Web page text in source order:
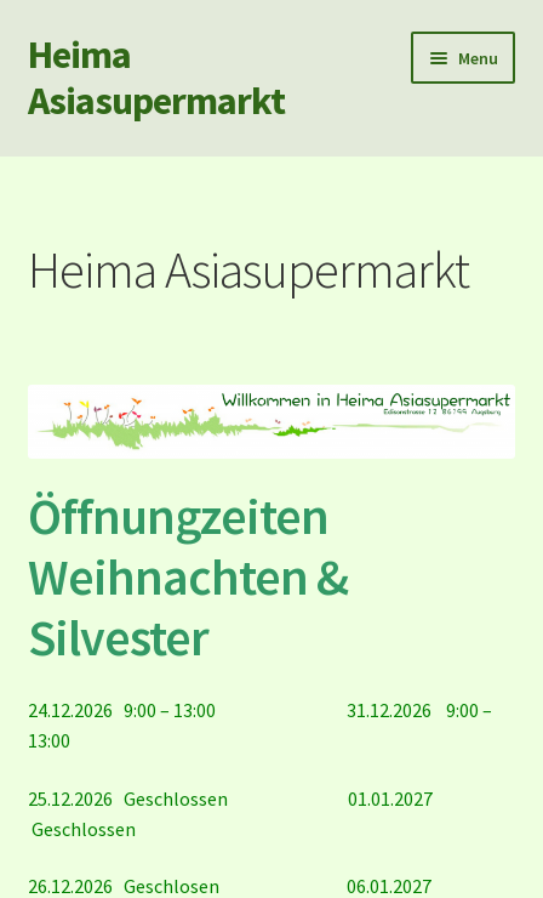
Skip
to
navigation
Skip
to
content
Heima
Asiasupermarkt
Menu
Neu Waren
Deutsche Post
Datenschutz
Heima Asiasupermarkt
Öffnungzeiten
Weihnachten &
Silvester
24.12.2026 9:00 – 13:00 31.12.2026 9:00 –
13:00
25.12.2026 Geschlossen 01.01.2027
Geschlossen
26.12.2026 Geschlosen 06.01.2027